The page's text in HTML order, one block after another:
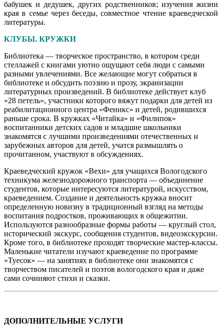
бабушек и дедушек, других родственников; изучения жизни
края в семье через беседы, совместное чтение краеведческой
литературы.
КЛУБЫ. КРУЖКИ
Библиотека — творческое пространство, в котором среди
стеллажей с книгами уютно ощущают себя люди с самыми
разными увлечениями. Все желающие могут собраться в
библиотеке и обсудить поэзию и прозу, экранизации
литературных произведений. В библиотеке действует клуб
«28 петель», участники которого вяжут подарки для детей из
реабилитационного центра «Феникс» и детей, родившихся
раньше срока. В кружках «Читайка» и «Филипок»
воспитанники детских садов и младшие школьники
знакомятся с лучшими произведениями отечественных и
зарубежных авторов для детей, учатся размышлять о
прочитанном, участвуют в обсуждениях.
Краеведческий кружок «Вехи» для учащихся Вологодского
техникума железнодорожного транспорта — объединение
студентов, которые интересуются литературой, искусством,
краеведением. Создание и деятельность кружка вносит
определенную новизну в традиционный взгляд на методы
воспитания подростков, проживающих в общежитии.
Используются разнообразные формы работы — круглый стол,
исторический экскурс, сообщения студентов, видеоэкскурсии.
Кроме того, в библиотеке проходят творческие мастер-классы.
Маленькие читатели изучают краеведение по программе
«Туесок» — на занятиях в библиотеке они знакомятся с
творчеством писателей и поэтов вологодского края и даже
сами сочиняют стихи и сказки.
ДОПОЛНИТЕЛЬНЫЕ УСЛУГИ